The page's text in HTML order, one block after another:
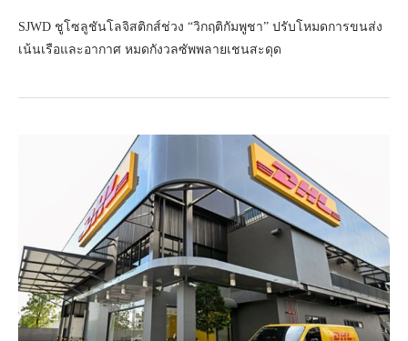
SJWD ชูโซลูชันโลจิสติกส์ช่วง “วิกฤติกัมพูชา” ปรับโหมดการขนส่ง
เน้นเรือและอากาศ หมดกังวลซัพพลายเชนสะดุด